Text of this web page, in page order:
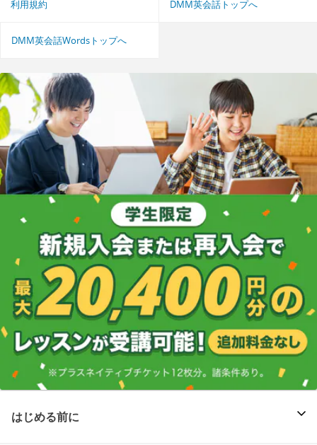
利用規約 DMM英会話トップへ
DMM英会話Wordsトップへ
はじめる前に